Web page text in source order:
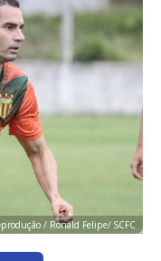
/ Ronald Felipe/ SCFC